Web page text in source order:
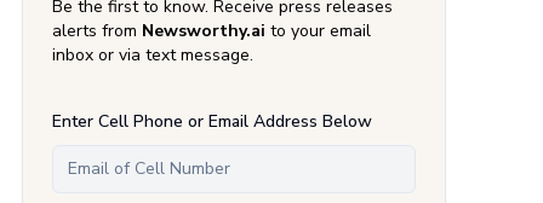
Be the first to know. Receive press releases
alerts from Newsworthy.ai to your email
inbox or via text message.
Enter Cell Phone or Email Address Below